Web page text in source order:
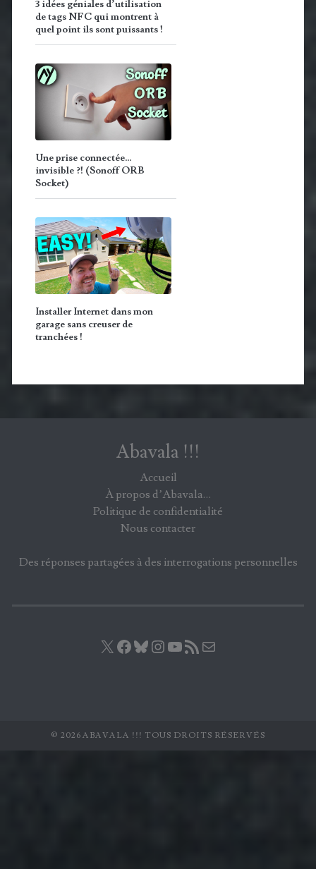
3 idées géniales d’utilisation
de tags NFC qui montrent à
quel point ils sont puissants !
Une prise connectée…
invisible ?! (Sonoff ORB
Socket)
Installer Internet dans mon
garage sans creuser de
tranchées !
Abavala !!!
Accueil
À propos d’Abavala…
Politique de confidentialité
Nous contacter
Des réponses partagées à des interrogations personnelles
X Facebook
Bluesky
Instagram
YouTube
Flux RSS
© 2026 ABAVALA !!! TOUS DROITS RÉSERVÉS